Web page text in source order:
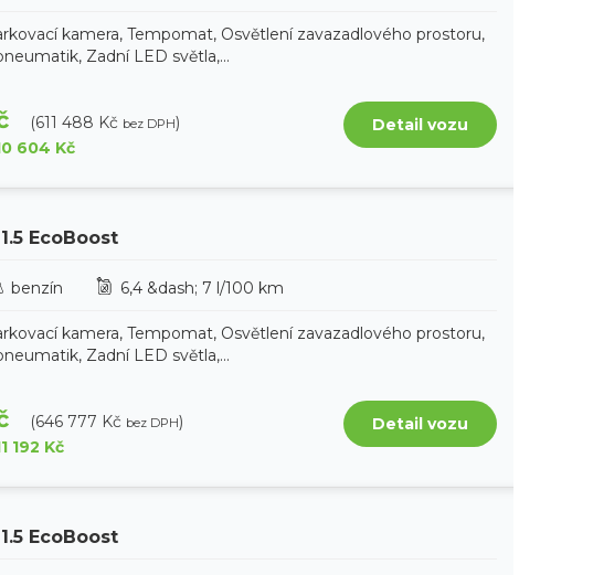
kamera, Tempomat, Osvětlení zavazadlového prostoru,
Zadní LED světla,...
(611 488 Kč bez DPH)
604 Kč
Detail vozu
EcoBoost
benzín 6,4 &dash; 7 l/100 km
kamera, Tempomat, Osvětlení zavazadlového prostoru,
Zadní LED světla,...
(646 777 Kč bez DPH)
192 Kč
Detail vozu
EcoBoost